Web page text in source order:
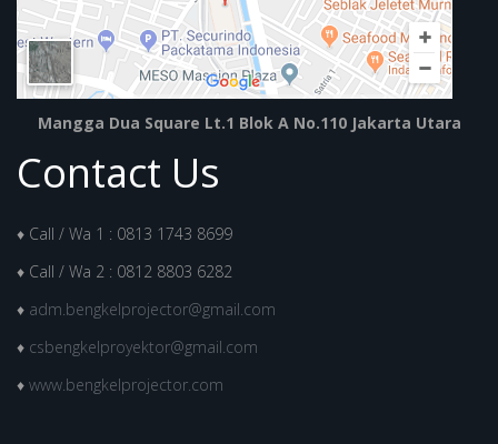
Mangga Dua Square Lt.1 Blok A No.110 Jakarta Utara
Contact Us
♦ Call / Wa 1 : 0813 1743 8699
♦ Call / Wa 2 : 0812 8803 6282
♦ adm.bengkelprojector@gmail.com
♦ csbengkelproyektor@gmail.com
♦ www.bengkelprojector.com